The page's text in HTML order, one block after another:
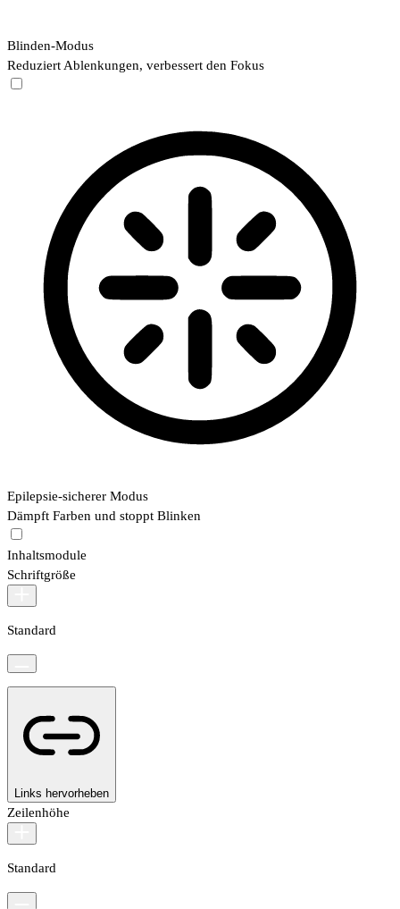
Blinden-Modus
Reduziert Ablenkungen, verbessert den Fokus
Epilepsie-sicherer Modus
Dämpft Farben und stoppt Blinken
Inhaltsmodule
Schriftgröße
Standard
Links hervorheben
Zeilenhöhe
Standard